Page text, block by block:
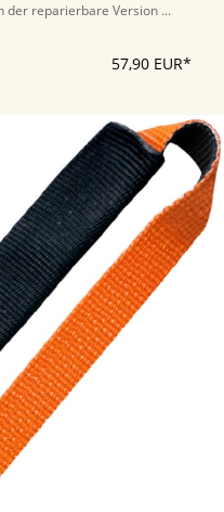
der reparierbare Version ...
57,90 EUR*